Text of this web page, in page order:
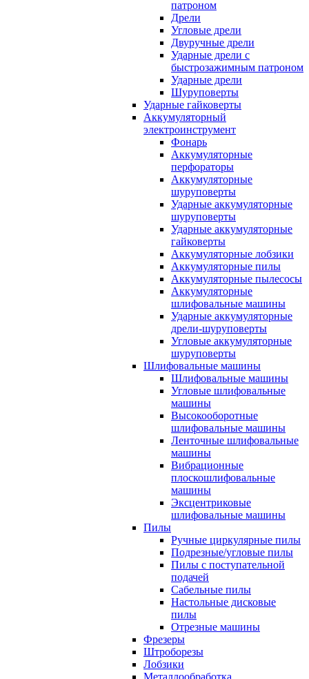
патроном
Дрели
Угловые дрели
Двуручные дрели
Ударные дрели с
быстрозажимным патроном
Ударные дрели
Шуруповерты
Ударные гайковерты
Аккумуляторный
электроинструмент
Фонарь
Аккумуляторные
перфораторы
Аккумуляторные
шуруповерты
Ударные аккумуляторные
шуруповерты
Ударные аккумуляторные
гайковерты
Аккумуляторные лобзики
Аккумуляторные пилы
Аккумуляторные пылесосы
Аккумуляторные
шлифовальные машины
Ударные аккумуляторные
дрели-шуруповерты
Угловые аккумуляторные
шуруповерты
Шлифовальные машины
Шлифовальные машины
Угловые шлифовальные
машины
Высокооборотные
шлифовальные машины
Ленточные шлифовальные
машины
Вибрационные
плоскошлифовальные
машины
Эксцентриковые
шлифовальные машины
Пилы
Ручные циркулярные пилы
Подрезные/угловые пилы
Пилы с поступательной
подачей
Сабельные пилы
Настольные дисковые
пилы
Отрезные машины
Фрезеры
Штроборезы
Лобзики
Металлообработка